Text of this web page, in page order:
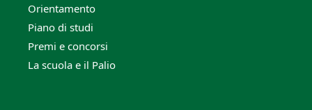
Orientamento
Piano di studi
Premi e concorsi
La scuola e il Palio